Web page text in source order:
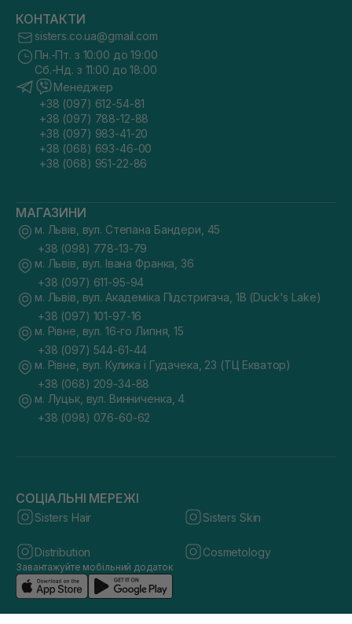
КОНТАКТИ
sisters.co.ua@gmail.com
Пн.-Пт. з 10:00 до 19:00
Сб.-Нд. з 11:00 до 18:00
Менеджер
+38 (097) 612-54-81
+38 (097) 788-12-88
+38 (097) 983-41-20
+38 (068) 693-46-00
+38 (068) 951-22-86
МАГАЗИНИ
м. Львів, вул. Степана Бандери, 45
+38 (098) 778-13-79
м. Львів, вул. Івана Франка, 36
+38 (097) 611-95-94
м. Львів, вул. Академіка Підстригача, 1В (Duck's Lake)
+38 (097) 101-97-16
м. Рівне, вул. 16-го Липня, 15
+38 (097) 544-61-44
м. Рівне, вул. Кулика і Гудачека, 23 (ТЦ Екватор)
+38 (068) 209-34-88
м. Луцьк, вул. Винниченка, 4
+38 (098) 076-60-62
СОЦІАЛЬНІ МЕРЕЖІ
Sisters Hair Sisters Skin
Distribution Cosmetology
Завантажуйте мобільний додаток